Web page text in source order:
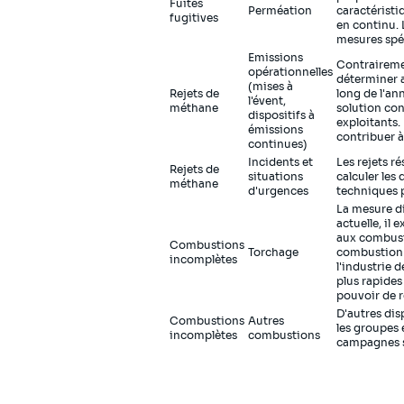
Fuites
fugitives
Perméation
en continu.
mesures
Rejets de
méthane
Emissions
opérationnelles
(mises à
l'évent,
dispositifs à
émissions
continues)
déterminer
long de
solution
exploitants.
contribuer
Rejets de
méthane
Incidents et
situations
d'urgences
Les rejets
calculer les
techniques
Combustions
incomplètes
Torchage
La mesure
actuelle, il
aux
combustion
l'industrie
plus
pouvoir de
Combustions
incomplètes
Autres
combustions
D'autres
les groupes
campagnes